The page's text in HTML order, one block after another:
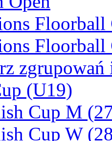
Floorball
Floorball
(U19)
Cup M
Cup W